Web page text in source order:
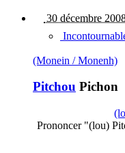
30 décembre
(Monein / Monenh)
Pitchou Pichon
Prononcer "(lou)